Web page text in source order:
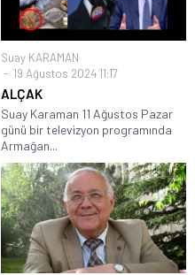
Suay KARAMAN
19 Ağustos 2024 11:17
ALÇAK
Suay Karaman 11 Ağustos Pazar
günü bir televizyon programında
Armağan...